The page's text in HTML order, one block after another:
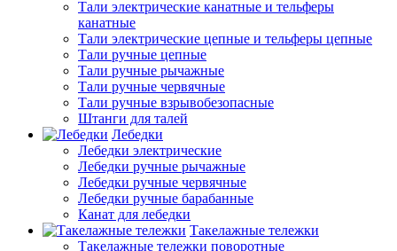
Тали электрические канатные и тельферы
канатные
Тали электрические цепные и тельферы цепные
Тали ручные цепные
Тали ручные рычажные
Тали ручные червячные
Тали ручные взрывобезопасные
Штанги для талей
Лебедки
Лебедки электрические
Лебедки ручные рычажные
Лебедки ручные червячные
Лебедки ручные барабанные
Канат для лебедки
Такелажные тележки
Такелажные тележки поворотные